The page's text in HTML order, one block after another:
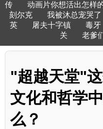
传
动画片你想活出怎样
刻尔克
我被沐总宠哭了
英
屠夫十字镇 毒牙
关
老爹
"超越天堂"
文化和哲学
么？